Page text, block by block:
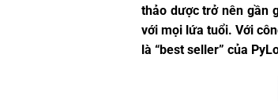
thảo dược trở nên gần
với mọi lứa tuổi. Với
là “best seller” của